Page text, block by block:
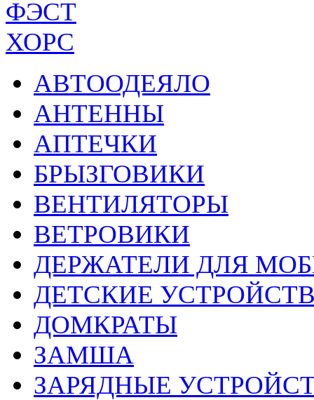
ФЭСТ
ХОРС
АВТООДЕЯЛО
АНТЕННЫ
АПТЕЧКИ
БРЫЗГОВИКИ
ВЕНТИЛЯТОРЫ
ВЕТРОВИКИ
ДЕРЖАТЕЛИ ДЛЯ
ДЕТСКИЕ
ДОМКРАТЫ
ЗАМША
ЗАРЯДНЫЕ